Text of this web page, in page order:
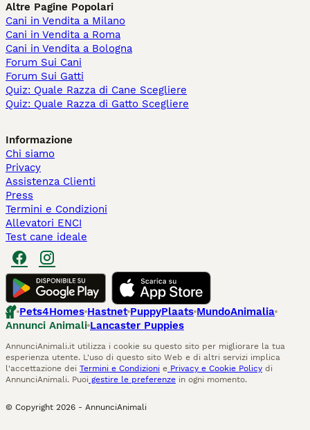
Altre Pagine Popolari
Cani in Vendita a Milano
Cani in Vendita a Roma
Cani in Vendita a Bologna
Forum Sui Cani
Forum Sui Gatti
Quiz: Quale Razza di Cane Scegliere
Quiz: Quale Razza di Gatto Scegliere
Informazione
Chi siamo
Privacy
Assistenza Clienti
Press
Termini e Condizioni
Allevatori ENCI
Test cane ideale
Pets4Homes Hastnet PuppyPlaats MundoAnimalia
Annunci Animali Lancaster Puppies
AnnunciAnimali.it utilizza i cookie su questo sito per migliorare la tua
esperienza utente. L'uso di questo sito Web e di altri servizi implica
l'accettazione dei Termini e Condizioni e Privacy e Cookie Policy di
AnnunciAnimali. Puoi gestire le preferenze in ogni momento.
© Copyright 2026 - AnnunciAnimali